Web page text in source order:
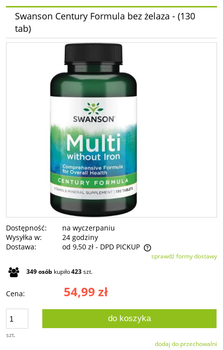
Swanson Century Formula bez żelaza - (130
tab)
Dostępność:
na wyczerpaniu
Wysyłka w:
24 godziny
Dostawa:
od 9,50 zł - DPD PICKUP
Cena nie zawiera ewentualnych kosztów płatnościsprawdź formy dostawy
349osób kupiło423szt.
Cena: 54,99 zł
szt.
do koszyka
dodaj do przechowalni